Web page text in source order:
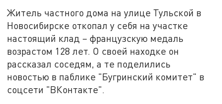
Житель частного дома на улице Тульской в
Новосибирске откопал у себя на участке
настоящий клад – французскую медаль
возрастом 128 лет. О своей находке он
рассказал соседям, а те поделились
новостью в паблике "Бугринский комитет" в
соцсети "ВКонтакте".